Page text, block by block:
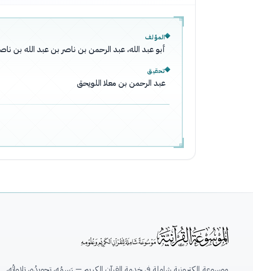
المؤلف
أبو عبد الله، عبد الرحمن بن ناصر بن عبد الله
تحقيق
عبد الرحمن بن معلا اللويحق